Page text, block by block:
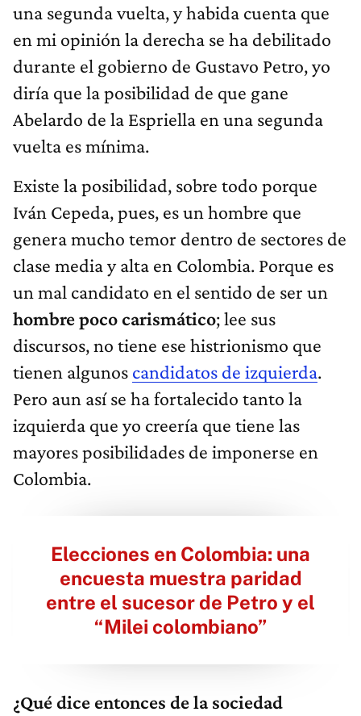
una segunda vuelta, y habida cuenta que
en mi opinión la derecha se ha debilitado
durante el gobierno de Gustavo Petro, yo
diría que la posibilidad de que gane
Abelardo de la Espriella en una segunda
vuelta es mínima.
Existe la posibilidad, sobre todo porque
Iván Cepeda, pues, es un hombre que
genera mucho temor dentro de sectores de
clase media y alta en Colombia. Porque es
un mal candidato en el sentido de ser un
hombre poco carismático; lee sus
discursos, no tiene ese histrionismo que
tienen algunos candidatos de izquierda.
Pero aun así se ha fortalecido tanto la
izquierda que yo creería que tiene las
mayores posibilidades de imponerse en
Colombia.
Elecciones en Colombia: una
encuesta muestra paridad
entre el sucesor de Petro y el
“Milei colombiano”
¿Qué dice entonces de la sociedad